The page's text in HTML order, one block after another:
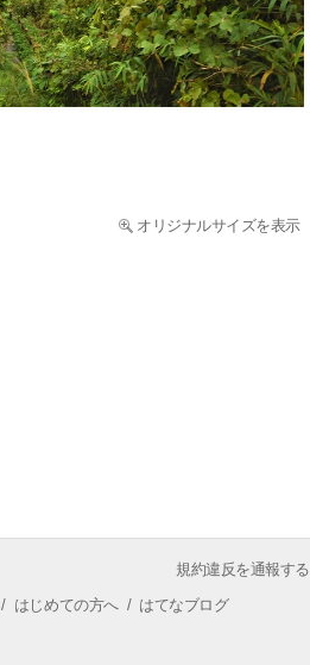
オリジナルサイズを表示
規約違反を通報する
/ はじめての方へ/ はてなブログ